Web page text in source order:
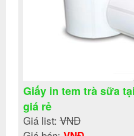
Giấy in tem trà sữa
giá rẻ
Giá list:VNĐ